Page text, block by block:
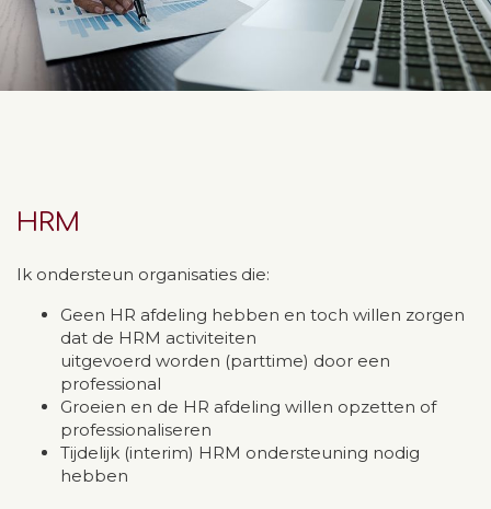
HRM
Ik ondersteun organisaties die:
Geen HR afdeling hebben en toch willen zorgen
dat de HRM activiteiten
uitgevoerd worden (parttime) door een
professional
Groeien en de HR afdeling willen opzetten of
professionaliseren
Tijdelijk (interim) HRM ondersteuning nodig
hebben